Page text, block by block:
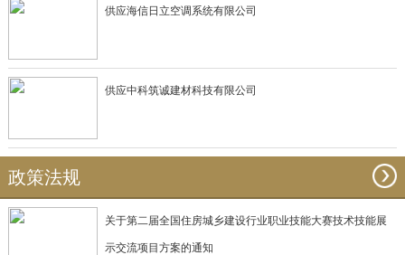
供应海信日立空调系统有限公司
供应中科筑诚建材科技有限公司
政策法规
关于第二届全国住房城乡建设行业职业技能大赛技术技能展
示交流项目方案的通知